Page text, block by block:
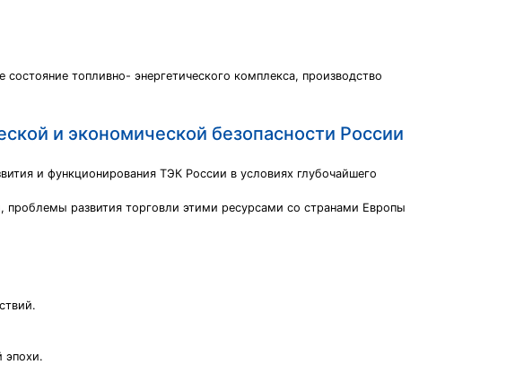
топливно- энергетического комплекса, производство
и экономической безопасности России
и функционирования ТЭК России в условиях глубочайшего
проблемы развития торговли этими ресурсами со странами Европы
эпохи.